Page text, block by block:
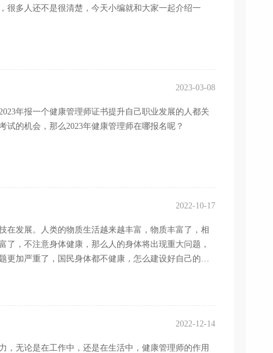
很多人还不是很清楚，今天小编就和大家一起介绍一
2023-03-08
年报一个健康管理师证书提升自己职业发展的人都关
试的机会，那么2023年健康管理师在哪报名呢？
2022-10-17
在发展。人类的物质生活越来越丰富，物质丰富了，相
了，不注意身体健康，那么人的身体将出现重大问题，
更加严重了，国民身体都不健康，怎么建设好自己的国
2022-12-14
，无论是在工作中，还是在生活中，健康管理师的作用